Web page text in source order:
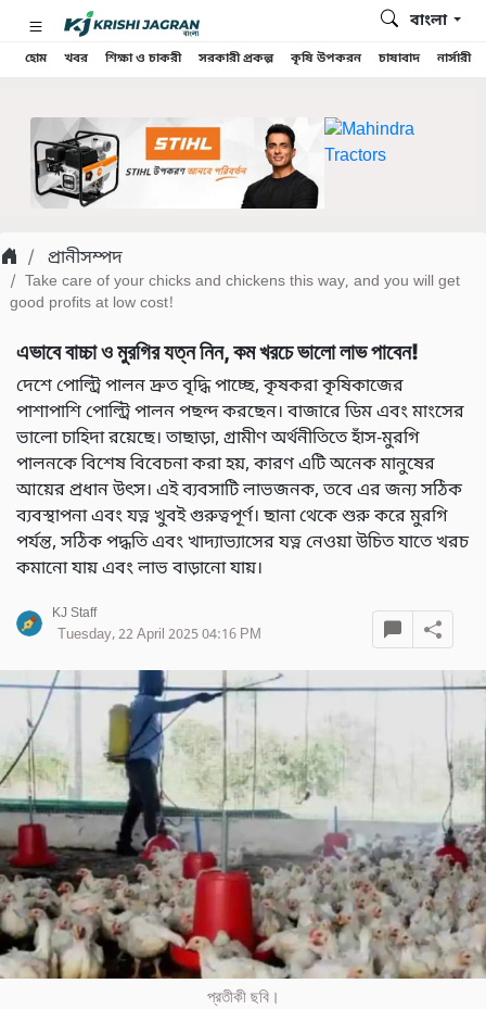
হোম খবর শিক্ষা ও চাকরী সরকারী প্রকল্প কৃষি উপকরন চাষাবাদ নার্সারী
বাংলা
প্রানীসম্পদ
Take care of your chicks and chickens this way, and you will get
good profits at low cost!
এভাবে বাচ্চা ও মুরগির যত্ন নিন, কম খরচে ভালো লাভ পাবেন!
দেশে পোল্ট্রি পালন দ্রুত বৃদ্ধি পাচ্ছে, কৃষকরা কৃষিকাজের
পাশাপাশি পোল্ট্রি পালন পছন্দ করছেন। বাজারে ডিম এবং মাংসের
ভালো চাহিদা রয়েছে। তাছাড়া, গ্রামীণ অর্থনীতিতে হাঁস-মুরগি
পালনকে বিশেষ বিবেচনা করা হয়, কারণ এটি অনেক মানুষের
আয়ের প্রধান উৎস। এই ব্যবসাটি লাভজনক, তবে এর জন্য সঠিক
ব্যবস্থাপনা এবং যত্ন খুবই গুরুত্বপূর্ণ। ছানা থেকে শুরু করে মুরগি
পর্যন্ত, সঠিক পদ্ধতি এবং খাদ্যাভ্যাসের যত্ন নেওয়া উচিত যাতে খরচ
কমানো যায় এবং লাভ বাড়ানো যায়।
KJ Staff
Tuesday, 22 April 2025 04:16 PM
প্রতীকী ছবি।